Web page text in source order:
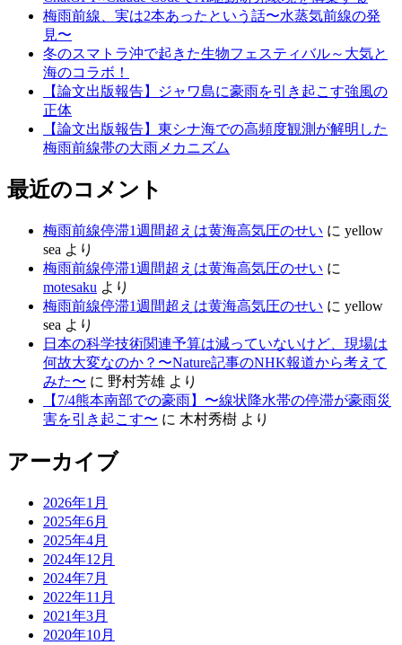
梅雨前線、実は2本あったという話〜水蒸気前線の発
見〜
冬のスマトラ沖で起きた生物フェスティバル～大気と
海のコラボ！
【論文出版報告】ジャワ島に豪雨を引き起こす強風の
正体
【論文出版報告】東シナ海での高頻度観測が解明した
梅雨前線帯の大雨メカニズム
最近のコメント
梅雨前線停滞1週間超えは黄海高気圧のせい に yellow
sea より
梅雨前線停滞1週間超えは黄海高気圧のせい に
motesaku より
梅雨前線停滞1週間超えは黄海高気圧のせい に yellow
sea より
日本の科学技術関連予算は減っていないけど、現場は
何故大変なのか？〜Nature記事のNHK報道から考えて
みた〜 に 野村芳雄 より
【7/4熊本南部での豪雨】〜線状降水帯の停滞が豪雨災
害を引き起こす〜 に 木村秀樹 より
アーカイブ
2026年1月
2025年6月
2025年4月
2024年12月
2024年7月
2022年11月
2021年3月
2020年10月